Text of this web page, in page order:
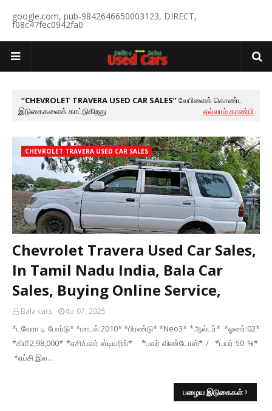
google.com, pub-9842646650003123, DIRECT,
f08c47fec0942fa0
CHEVROLET TRAVERA USED CAR SALES லேபிளைக் கொண்ட
இடுகைகளைக் காட்டுகிறது
எல்லாம் காண்பி
CHEVROLET TRAVERA USED CAR SALES
Chevrolet Travera Used Car Sales,
In Tamil Nadu India, Bala Car
Sales, Buying Online Service,
Bala cars மே 07, 2025
*டவேரா டி போர்டு* *மாடல்:2010* *பிரண்டு* *Neo3* *ஆல்டர்* *ஓனர்:02*
*கிமீ:2,98,000* *ஏசி/பவர் ஸ்டியரிங்* *பவர் விண்டோஸ்* / *டயர் 50 %*
*எப்சி இல…
பழைய இடுகைகள்